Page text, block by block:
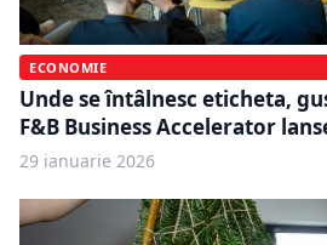
ECONOMIE
Unde se întâlnesc eticheta,
F&B Business Accelerator
29 ianuarie 2026